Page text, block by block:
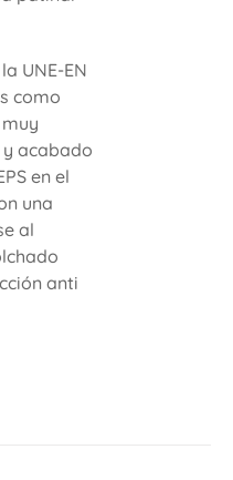
UNE-EN
como
acabado
en el
una
al
anti